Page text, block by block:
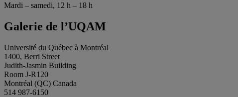
Mardi – samedi, 12 h – 18 h
Galerie de l’UQAM
Université du Québec à Montréal
1400, Berri Street
Judith-Jasmin Building
Room J-R120
Montréal (QC) Canada
514 987-6150